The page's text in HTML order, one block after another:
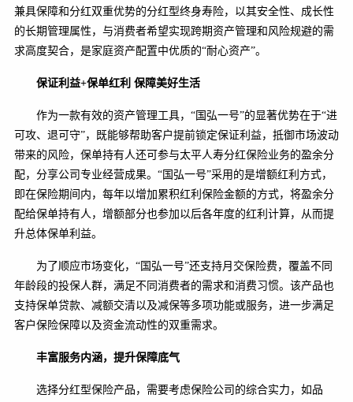
兼具保障和分红双重优势的分红型终身寿险，以其安全性、成长性
的长期管理属性，与消费者希望实现跨期资产管理和风险规避的需
求高度契合，是家庭资产配置中优质的“耐心资产”。
保证利益+保单红利 保障美好生活
作为一款有效的资产管理工具，“国弘一号”的显著优势在于“进
可攻、退可守”，既能够帮助客户提前锁定保证利益，抵御市场波动
带来的风险，保单持有人还可参与太平人寿分红保险业务的盈余分
配，分享公司专业经营成果。“国弘一号”采用的是增额红利方式，
即在保险期间内，每年以增加累积红利保险金额的方式，将盈余分
配给保单持有人，增额部分也参加以后各年度的红利计算，从而提
升总体保单利益。
为了顺应市场变化，“国弘一号”还支持月交保险费，覆盖不同
年龄段的投保人群，满足不同消费者的需求和消费习惯。该产品也
支持保单贷款、减额交清以及减保等多项功能或服务，进一步满足
客户保险保障以及资金流动性的双重需求。
丰富服务内涵，提升保障底气
选择分红型保险产品，需要考虑保险公司的综合实力，如品